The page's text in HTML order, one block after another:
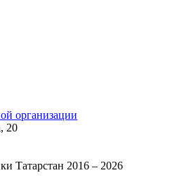
организации
20
Татарстан 2016 – 2026